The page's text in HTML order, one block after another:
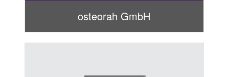
osteorah GmbH